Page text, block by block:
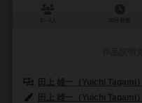
田上 雄一（Yuichi Tagami）
田上 雄一（Yuichi Tagami）